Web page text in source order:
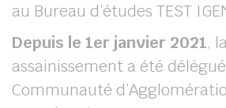
au Bureau d’études TEST
Depuis le 1er janvier 2021,
assainissement a été
Communauté